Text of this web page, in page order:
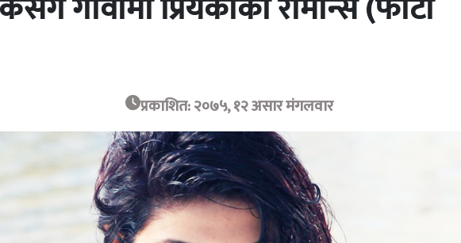
प्रकाशित: २०७५, १२ असार मंगलवार